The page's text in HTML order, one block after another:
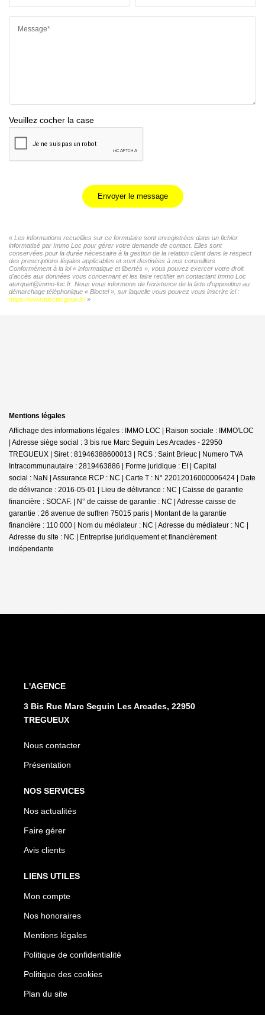
Message*
Veuillez cocher la case
Envoyer le message
« Les informations recueillies sur ce formulaire sont enregistrées dans un fichier
informatisé par Immo Loc pour gérer votre demande de contact. Elles sont
conservées pour la durée nécessaire à la gestion de la relation client dans le respect
des prescriptions légales applicables et sont destinées à nos conseillers
Conformément à la loi « informatique et libertés », vous pouvez exercer votre droit
d'accès aux données vous concernant et les faire rectifier en contactant Immo Loc
aturquet@immo-loc.fr. Nous vous informons de l'existence de la liste d'opposition au
démarchage téléphonique « Bloctel », sur laquelle vous pouvez vous inscrire ici :
https://www.bloctel.gouv.fr/»
Mentions légales
Affichage des informations légales : IMMO LOC | Raison sociale : IMMO'LOC
| Adresse siège social : 3 bis rue Marc Seguin Les Arcades - 22950
TREGUEUX | Siret : 81946388600013 | RCS : Saint Brieuc | Numero TVA
Intracommunautaire : 2819463886 | Forme juridique : EI | Capital
social : NaN | Assurance RCP : NC | Carte T : N° 22012016000006424 | Date
de délivrance : 2016-05-01 | Lieu de délivrance : NC | Caisse de garantie
financière : SOCAF. | N° de caisse de garantie : NC | Adresse caisse de
garantie : 26 avenue de suffren 75015 paris | Montant de la garantie
financière : 110 000 | Nom du médiateur : NC | Adresse du médiateur : NC |
Adresse du site : NC | Entreprise juridiquement et financièrement
indépendante
L'AGENCE
3 Bis Rue Marc Seguin Les Arcades, 22950
TREGUEUX
Nous contacter
Présentation
NOS SERVICES
Nos actualités
Faire gérer
Avis clients
LIENS UTILES
Mon compte
Nos honoraires
Mentions légales
Politique de confidentialité
Politique des cookies
Plan du site